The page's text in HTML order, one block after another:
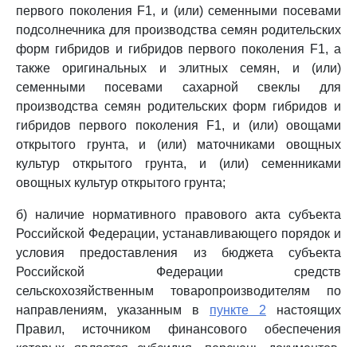
первого поколения F1, и (или) семенными посевами
подсолнечника для производства семян родительских
форм гибридов и гибридов первого поколения F1, а
также оригинальных и элитных семян, и (или)
семенными посевами сахарной свеклы для
производства семян родительских форм гибридов и
гибридов первого поколения F1, и (или) овощами
открытого грунта, и (или) маточниками овощных
культур открытого грунта, и (или) семенниками
овощных культур открытого грунта;
б) наличие нормативного правового акта субъекта
Российской Федерации, устанавливающего порядок и
условия предоставления из бюджета субъекта
Российской Федерации средств
сельскохозяйственным товаропроизводителям по
направлениям, указанным в пункте 2 настоящих
Правил, источником финансового обеспечения